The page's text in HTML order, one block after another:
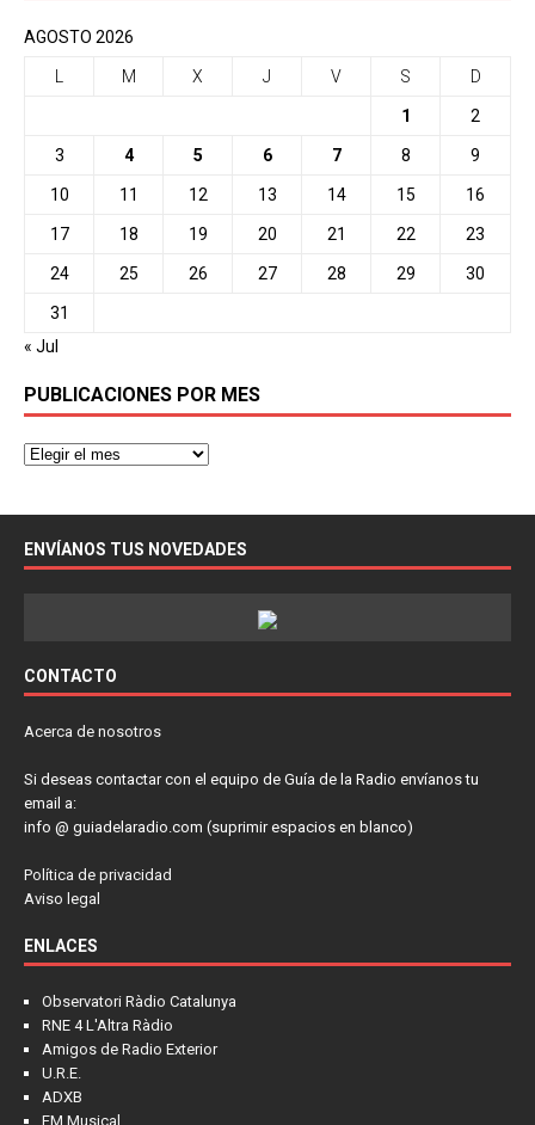
AGOSTO 2026
M X J V S D
1 2
3 4 5 6 7 8 9
10 11 12 13 14 15 16
17 18 19 20 21 22 23
24 25 26 27 28 29 30
31
« Jul
PUBLICACIONES POR MES
ENVÍANOS TUS NOVEDADES
CONTACTO
Acerca de nosotros
Si deseas contactar con el equipo de Guía de la Radio envíanos tu
email a:
info @ guiadelaradio.com (suprimir espacios en blanco)
Política de privacidad
Aviso legal
ENLACES
Observatori Ràdio Catalunya
RNE 4 L'Altra Ràdio
Amigos de Radio Exterior
U.R.E.
ADXB
FM Musical